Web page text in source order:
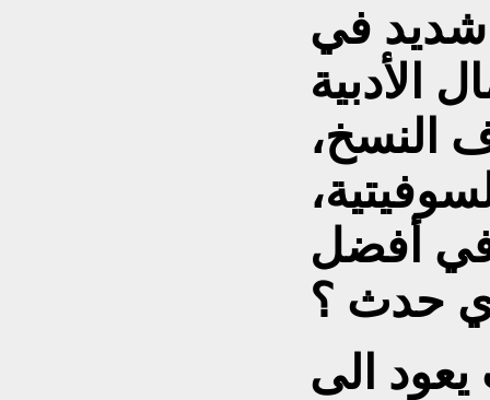
شديد في
الأدبية
النسخ،
في أفضل
حدث ؟
الى